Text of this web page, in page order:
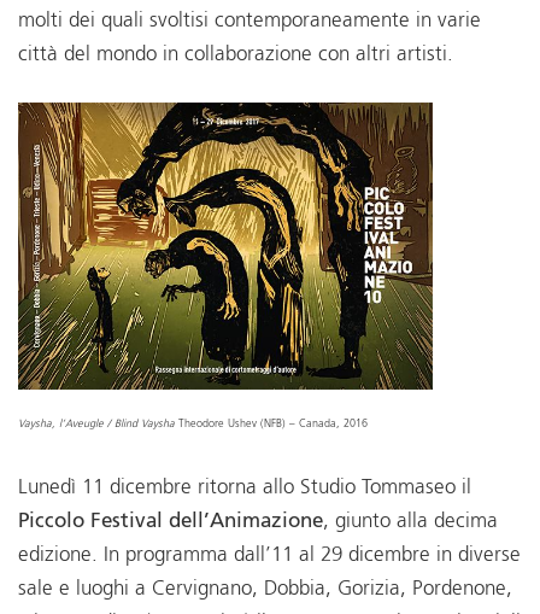
molti dei quali svoltisi contemporaneamente in varie
città del mondo in collaborazione con altri artisti.
Vaysha, l’Aveugle / Blind Vaysha Theodore Ushev (NFB) – Canada, 2016
Lunedì 11 dicembre ritorna allo Studio Tommaseo il
Piccolo Festival dell’Animazione, giunto alla decima
edizione. In programma dall’11 al 29 dicembre in diverse
sale e luoghi a Cervignano, Dobbia, Gorizia, Pordenone,